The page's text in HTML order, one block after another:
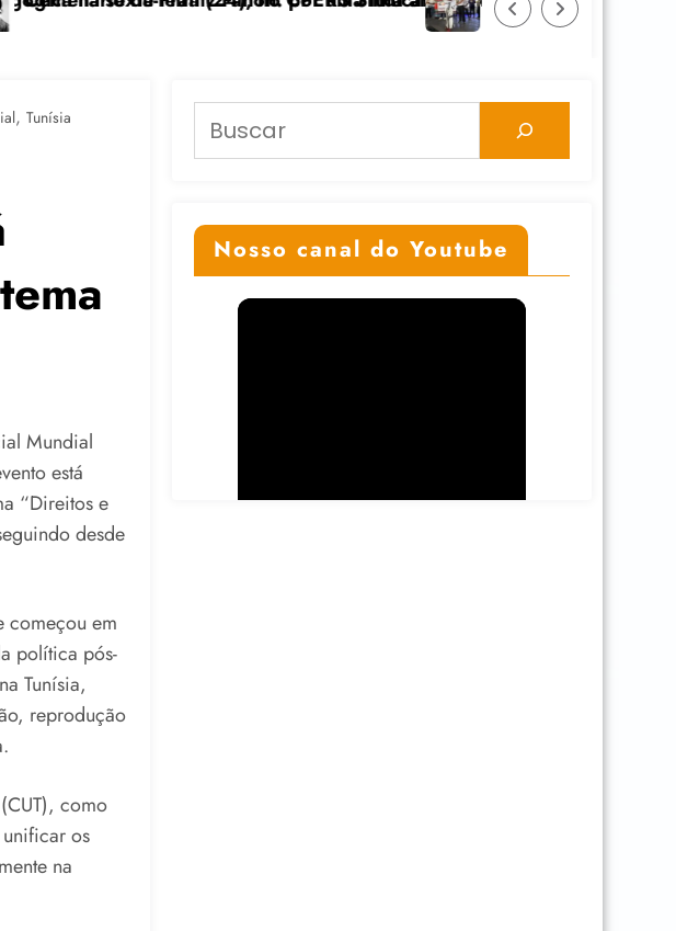
, Tunísia
Mundial
está
“Direitos e
desde
começou em
política pós-
Tunísia,
reprodução
como
os
na
Pesquisar
Nosso canal do Youtube